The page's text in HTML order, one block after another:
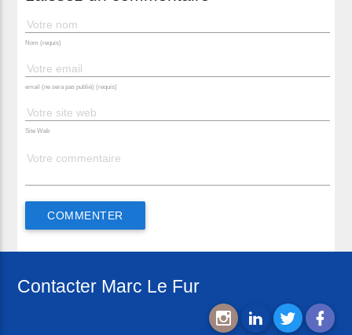
Nom (requis)
email (ne sera pas publié) (requis)
Site Web
Contacter Marc Le Fur